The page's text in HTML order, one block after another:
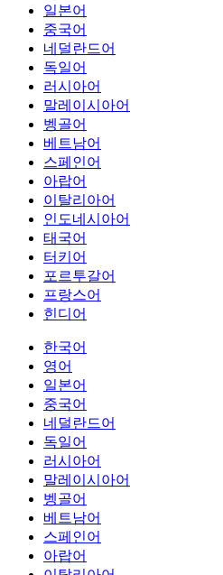
일본어
중국어
네덜란드어
독일어
러시아어
말레이시아어
벵골어
베트남어
스페인어
아랍어
이탈리아어
인도네시아어
태국어
터키어
포르투갈어
프랑스어
힌디어
한국어
영어
일본어
중국어
네덜란드어
독일어
러시아어
말레이시아어
벵골어
베트남어
스페인어
아랍어